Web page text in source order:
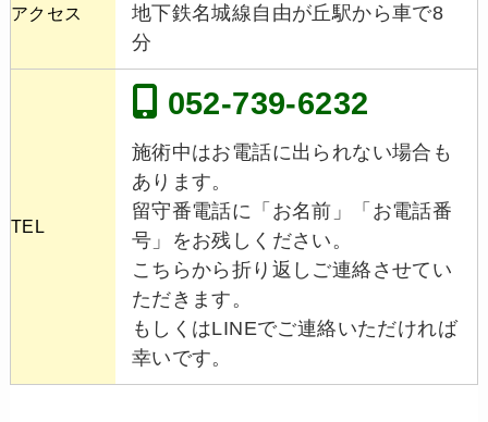
アクセス
地下鉄名城線自由が丘駅から車で8
分
TEL
052-739-6232
施術中はお電話に出られない場合も
あります。
留守番電話に「お名前」「お電話番
号」をお残しください。
こちらから折り返しご連絡させてい
ただきます。
もしくはLINEでご連絡いただければ
幸いです。